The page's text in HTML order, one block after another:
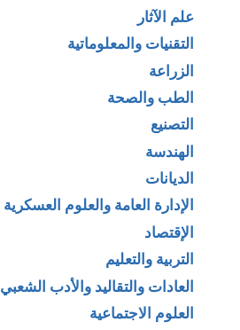
علم الآثار
التقنيات والمعلوماتية
الزراعة
الطب والصحة
التصنيع
الهندسة
الديانات
الإدارة العامة والعلوم العسكرية
الإقتصاد
التربية والتعليم
العادات والتقاليد والأدب الشعبي
العلوم الاجتماعية